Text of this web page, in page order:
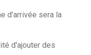
d'arrivée sera la
d'ajouter des